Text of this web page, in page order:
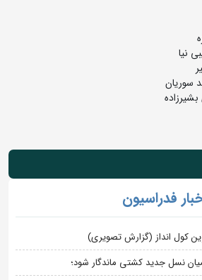
نیا
سوریان
فدراسیون
کول انداز (گزارش تصویری)
نسل جدید کشتی ماندگار شود؛